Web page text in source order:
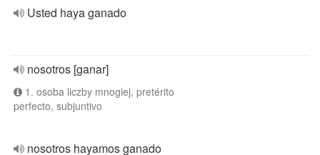
Usted haya ganado
nosotros [ganar]
1. osoba liczby mnogiej, pretérito
perfecto, subjuntivo
nosotros hayamos ganado